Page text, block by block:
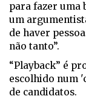
para fazer uma
um
de haver
não tanto”.
“Playback” é
escolhido num
de candidatos.